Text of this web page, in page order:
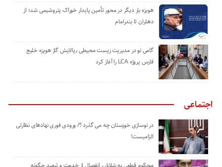
هویزه بار دیگر در محور تأمین پایدار خوراک پتروشیمی شد؛ از
دهلران تا بندرامام
گامی نو در مدیریت زیست ‌محیطی ٫پالایش گاز هویزه خلیج
‌فارس پروژه LCA را آغاز کرد
اجتماعی
در نوسازی خوزستان چه می گذرد ؟/ ورودی فوری نهادهای نظارتی
الزامیست!